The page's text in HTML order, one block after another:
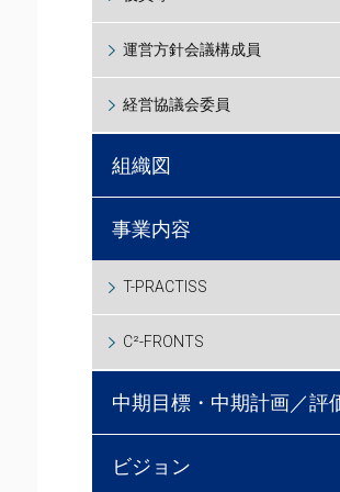
運営方針会議構成員
経営協議会委員
組織図
事業内容
T-PRACTISS
C²-FRONTS
中期目標・中期計画／評
ビジョン